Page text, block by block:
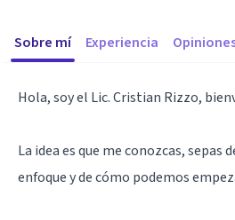
Sobre mí Experiencia
Hola, soy el Lic. Cristian Rizzo,
La idea es que me conozcas, sepas
enfoque y de cómo podemos